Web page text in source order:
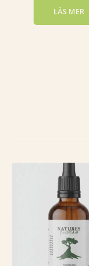
LÄS MER